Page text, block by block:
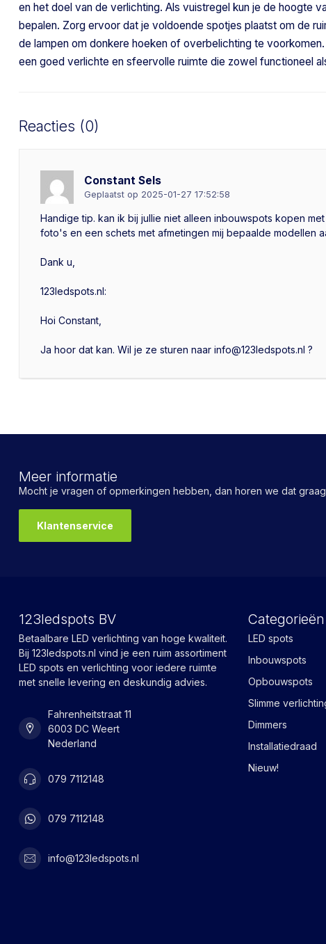
en het doel van de verlichting. Als vuistregel kun je de hoogte
bepalen. Zorg ervoor dat je voldoende spotjes plaatst om de
de lampen om donkere hoeken of overbelichting te
een goed verlichte en sfeervolle ruimte die zowel functioneel
Reacties (0)
Constant Sels
Geplaatst op 2025-01-27 17:52:58
Handige tip. kan ik bij jullie niet alleen inbouwspots kopen
foto's en een schets met afmetingen mij bepaalde modellen
Dank u,
123ledspots.nl:
Hoi Constant,
Ja hoor dat kan. Wil je ze sturen naar info@123ledspots.nl ?
Meer informatie
Mocht je vragen of opmerkingen hebben, dan horen we dat
Klantenservice
123ledspots BV
Betaalbare LED verlichting van hoge kwaliteit.
Bij 123ledspots.nl vind je een ruim assortiment
LED spots en verlichting voor iedere ruimte
met snelle levering en deskundig advies.
Fahrenheitstraat 11
6003 DC Weert
Nederland
079 7112148
079 7112148
info@123ledspots.nl
Categorieën
LED spots
Inbouwspots
Opbouwspots
Slimme
Dimmers
Installatiedraad
Nieuw!